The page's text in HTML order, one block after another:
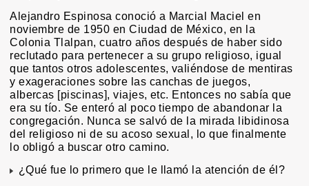
Alejandro Espinosa conoció a Marcial Maciel en
noviembre de 1950 en Ciudad de México, en la
Colonia Tlalpan, cuatro años después de haber sido
reclutado para pertenecer a su grupo religioso, igual
que tantos otros adolescentes, valiéndose de mentiras
y exageraciones sobre las canchas de juegos,
albercas [piscinas], viajes, etc. Entonces no sabía que
era su tío. Se enteró al poco tiempo de abandonar la
congregación. Nunca se salvó de la mirada libidinosa
del religioso ni de su acoso sexual, lo que finalmente
lo obligó a buscar otro camino.
¿Qué fue lo primero que le llamó la atención de él?